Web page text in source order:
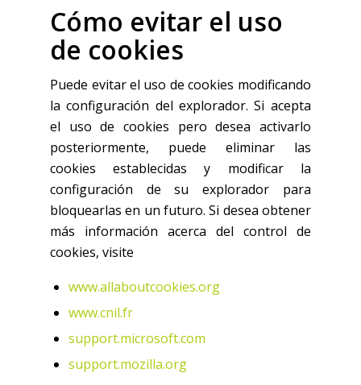
Cómo evitar el uso
de cookies
Puede evitar el uso de cookies modificando
la configuración del explorador. Si acepta
el uso de cookies pero desea activarlo
posteriormente, puede eliminar las
cookies establecidas y modificar la
configuración de su explorador para
bloquearlas en un futuro. Si desea obtener
más información acerca del control de
cookies, visite
www.allaboutcookies.org
www.cnil.fr
support.microsoft.com
support.mozilla.org